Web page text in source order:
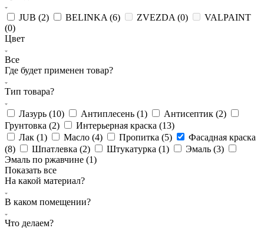
JUB (2) BELINKA (6) ZVEZDA (0)
VALPAINT
(0)
Цвет
Все
Где будет применен товар?
Тип товара?
Лазурь (10) Антиплесень (1) Антисептик (2)
Грунтовка (2) Интерьерная краска (13)
Лак (1) Масло (4) Пропитка (5)
Фасадная краска
(8) Шпатлевка (2) Штукатурка (1) Эмаль (3)
Эмаль по ржавчине (1)
Показать все
На какой материал?
В каком помещении?
Что делаем?